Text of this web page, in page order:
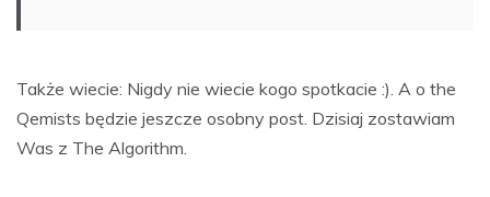
Także wiecie: Nigdy nie wiecie kogo spotkacie :). A o the
Qemists będzie jeszcze osobny post. Dzisiaj zostawiam
Was z The Algorithm.